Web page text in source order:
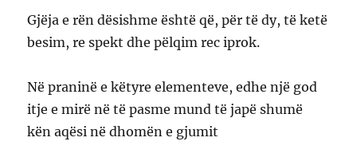
Gjëja e rën dësishme është që, për të dy, të ketë
besim, re spekt dhe pëlqim rec iprok.
Në praninë e këtyre elementeve, edhe një god
itje e mirë në të pasme mund të japë shumë
kën aqësi në dhomën e gjumit